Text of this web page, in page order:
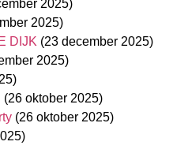
2025)
2025)
DIJK (23 december 2025)
2025)
(26 oktober 2025)
(26 oktober 2025)